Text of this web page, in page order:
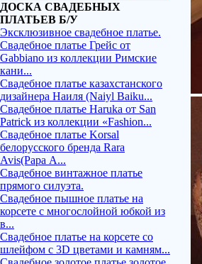
ДОСКА СВАДЕБНЫХ
ПЛАТЬЕВ Б/У
Эксклюзивное свадебное платье.
Свадебное платье Грейс от
Gabbiano из коллекции Римские
кани...
Свадебное платье казахстанского
дизайнера Наиля (Naiyl Baiku...
Свадебное платье Haruka от San
Patrick из коллекции «Fashion...
Свадебное платье Korsal
белорусского бренда Rara
Avis(Рара А...
Свадебное винтажное платье
прямого силуэта.
Свадебное пышное платье на
корсете с многослойной юбкой из
в...
Свадебное платье на корсете со
шлейфом с 3D цветами и камням...